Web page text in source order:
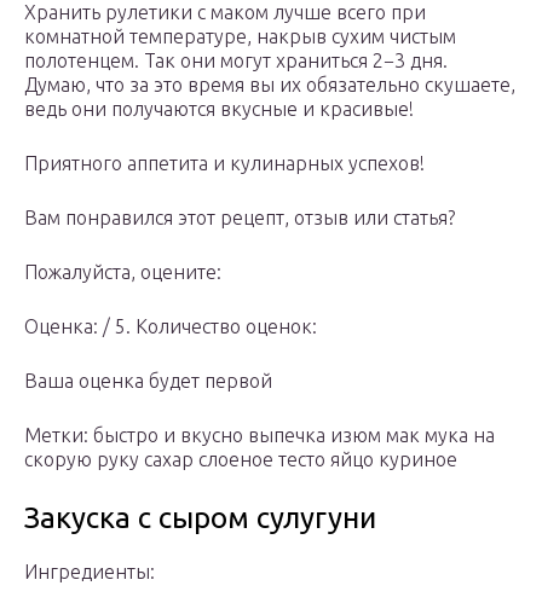
Хранить рулетики с маком лучше всего при
комнатной температуре, накрыв сухим чистым
полотенцем. Так они могут храниться 2−3 дня.
Думаю, что за это время вы их обязательно скушаете,
ведь они получаются вкусные и красивые!
Приятного аппетита и кулинарных успехов!
Вам понравился этот рецепт, отзыв или статья?
Пожалуйста, оцените:
Оценка: / 5. Количество оценок:
Ваша оценка будет первой
Метки: быстро и вкусно выпечка изюм мак мука на
скорую руку сахар слоеное тесто яйцо куриное
Закуска с сыром сулугуни
Ингредиенты: